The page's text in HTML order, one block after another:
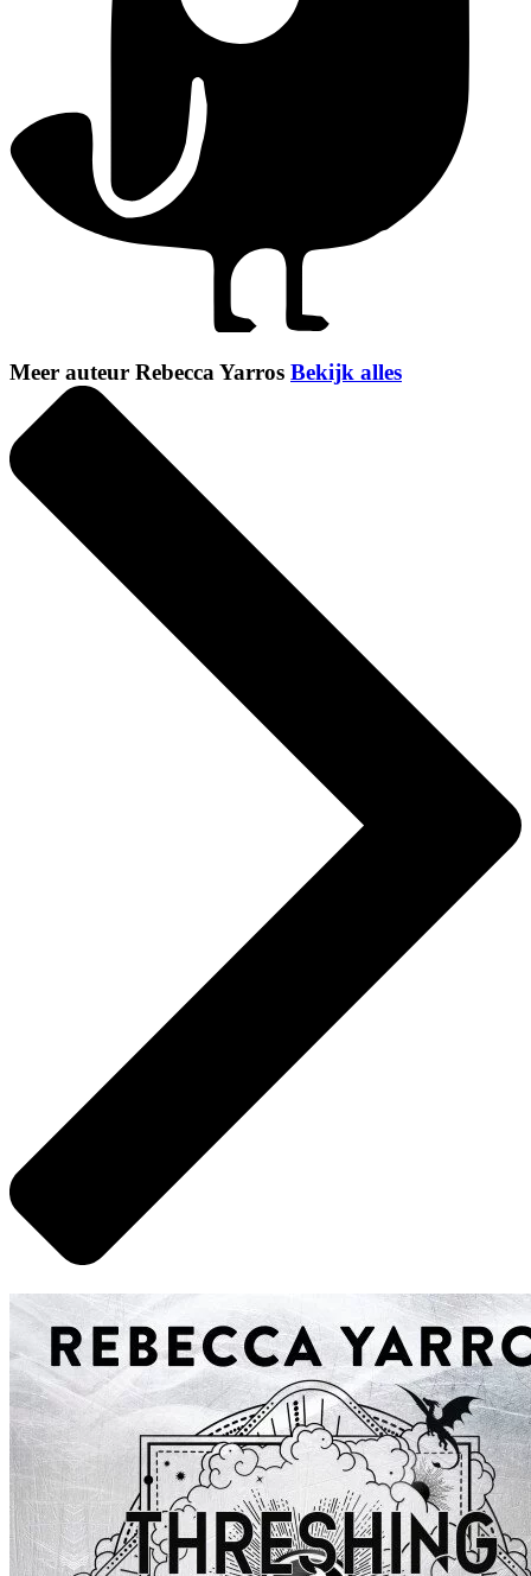
Meer auteur Rebecca Yarros Bekijk alles